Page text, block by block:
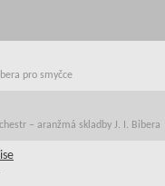
pro smyčce
– aranžmá skladby J. I. Bibera